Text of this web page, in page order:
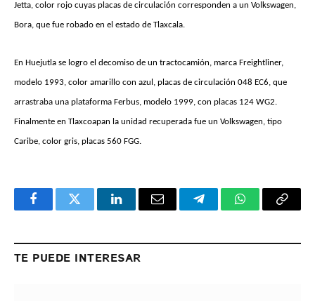
Jetta, color rojo cuyas placas de circulación corresponden a un Volkswagen,
Bora, que fue robado en el estado de Tlaxcala.
En Huejutla se logro el decomiso de un tractocamión, marca Freightliner,
modelo 1993, color amarillo con azul, placas de circulación 048 EC6, que
arrastraba una plataforma Ferbus, modelo 1999, con placas 124 WG2.
Finalmente en Tlaxcoapan la unidad recuperada fue un Volkswagen, tipo
Caribe, color gris, placas 560 FGG.
FacebookTwitter LinkedInEmail TelegramWhatsApp
Copy
TE PUEDE INTERESAR